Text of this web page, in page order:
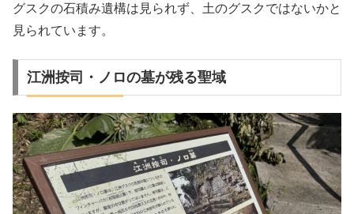
グスクの石積み遺構は見られず、土のグスクではないかと
見られています。
江洲按司・ノロの墓が残る聖域